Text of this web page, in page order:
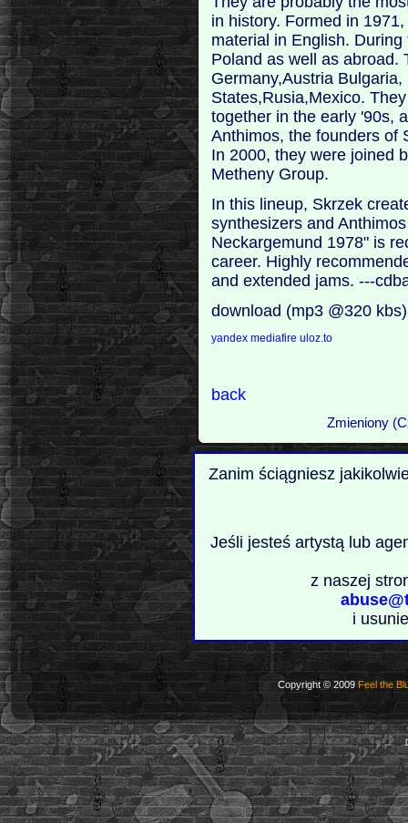
in history. Formed in
material in English.
Poland as well as abroad.
Germany,Austria
States,Rusia,Mexico.
together in the early '90s,
Anthimos, the founders of
In 2000, they were joined
Metheny Group.
In this lineup, Skrzek
synthesizers and
Neckargemund 1978" is
career. Highly
and extended jams. ---
download (mp3 @320
yandexmediafire uloz.to
back
Zmieniony
Zanim ściągniesz
Jeśli jesteś artystą lub
z naszej
i
Copyright © 2009 Feel the